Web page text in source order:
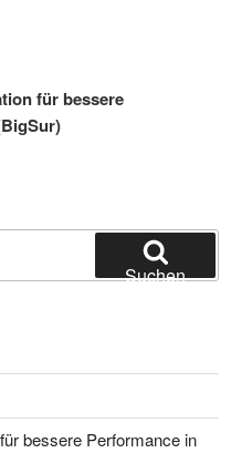
für bessere
Suchen
bessere Performance in